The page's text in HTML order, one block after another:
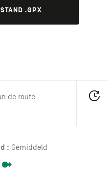
.GPX
de route
: Gemiddeld